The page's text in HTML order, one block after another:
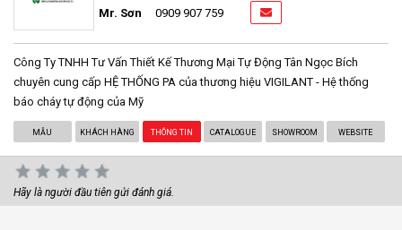
Mr. Sơn 0909 907 759
Công Ty TNHH Tư Vấn Thiết Kế Thương Mại Tự Động Tân Ngọc Bích
chuyên cung cấp HỆ THỐNG PA của thương hiệu VIGILANT - Hệ thống
báo cháy tự động của Mỹ
MẪU KHÁCH HÀNG THÔNG TIN CATALOGUE SHOWROOM WEBSITE
Hãy là người đầu tiên gửi đánh giá.